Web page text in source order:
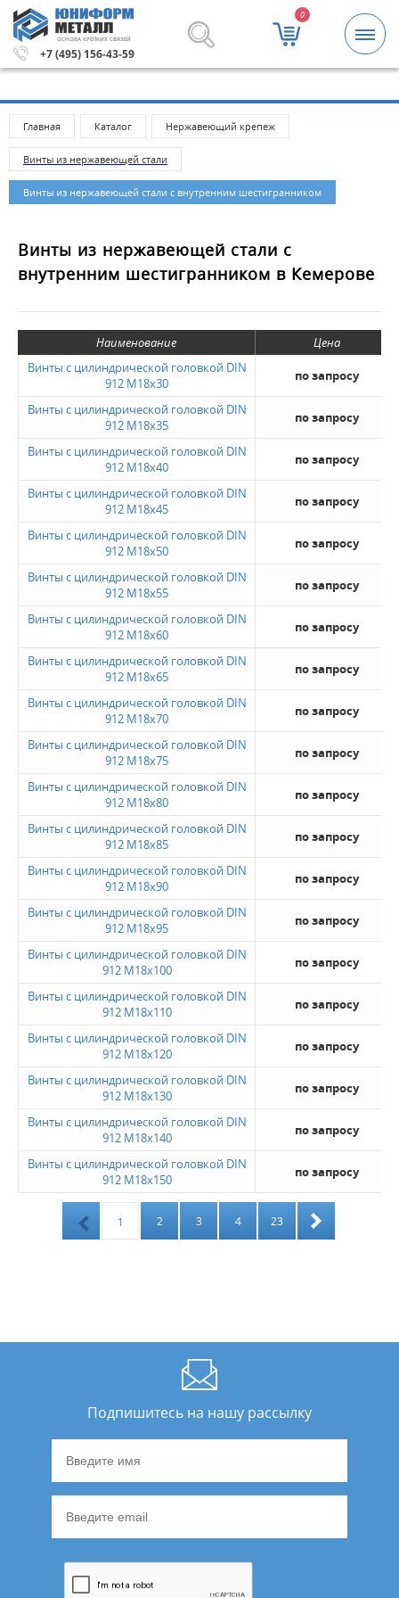
ОСНОВА КРЕПКИХ СВЯЗЕЙ
+7 (495) 156-43-59
0
сумма заказа 5000 рублей.Метизы и крепежные
Главная Каталог Нержавеющий крепеж
Винты из нержавеющей стали
Винты из нержавеющей стали с внутренним шестигранником
Винты из нержавеющей стали с
внутренним шестигранником в Кемерове
Наименование
Цена
Винты с цилиндрической головкой DIN
912 M18x30
по запросу
Винты с цилиндрической головкой DIN
912 M18x35
по запросу
Винты с цилиндрической головкой DIN
912 M18x40
по запросу
Винты с цилиндрической головкой DIN
912 M18x45
по запросу
Винты с цилиндрической головкой DIN
912 M18x50
по запросу
Винты с цилиндрической головкой DIN
912 M18x55
по запросу
Винты с цилиндрической головкой DIN
912 M18x60
по запросу
Винты с цилиндрической головкой DIN
912 M18x65
по запросу
Винты с цилиндрической головкой DIN
912 M18x70
по запросу
Винты с цилиндрической головкой DIN
912 M18x75
по запросу
Винты с цилиндрической головкой DIN
912 M18x80
по запросу
Винты с цилиндрической головкой DIN
912 M18x85
по запросу
Винты с цилиндрической головкой DIN
912 M18x90
по запросу
Винты с цилиндрической головкой DIN
912 M18x95
по запросу
Винты с цилиндрической головкой DIN
912 M18x100
по запросу
Винты с цилиндрической головкой DIN
912 M18x110
по запросу
Винты с цилиндрической головкой DIN
912 M18x120
по запросу
Винты с цилиндрической головкой DIN
912 M18x130
по запросу
Винты с цилиндрической головкой DIN
912 M18x140
по запросу
Винты с цилиндрической головкой DIN
912 M18x150
по запросу
1 2 3 4 23
Подпишитесь на нашу рассылку